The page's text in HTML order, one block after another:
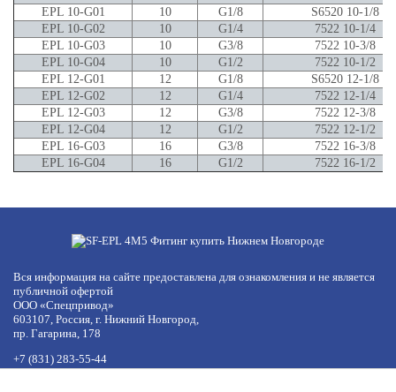
EPL 10-G01
10 G1/8
S6520 10-1/8
EPL 10-G02
10 G1/4
7522 10-1/4
EPL 10-G03
10 G3/8
7522 10-3/8
EPL 10-G04
10 G1/2
7522 10-1/2
EPL 12-G01
12 G1/8
S6520 12-1/8
EPL 12-G02
12 G1/4
7522 12-1/4
EPL 12-G03
12 G3/8
7522 12-3/8
EPL 12-G04
12 G1/2
7522 12-1/2
EPL 16-G03
16 G3/8
7522 16-3/8
EPL 16-G04
16 G1/2 7522 16-1/2
Вся информация на сайте предоставлена для ознакомления и не является
публичной офертой
ООО «Спецпривод»
603107, Россия, г. Нижний Новгород,
пр. Гагарина, 178
+7 (831) 283-55-44
+7 (977) 422-66-54